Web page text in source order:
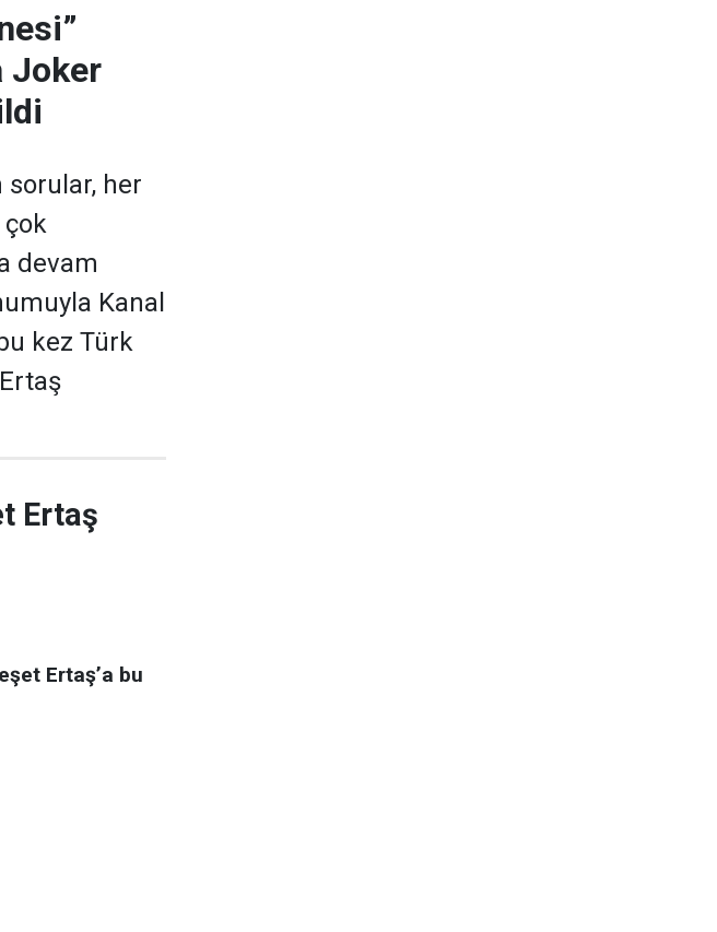
Joker
sorular, her
devam
Kanal
kez Türk
Ertaş
Ertaş’a bu